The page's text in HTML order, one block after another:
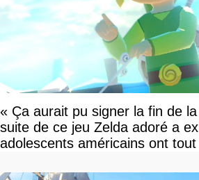
« Ça aurait pu signer la fin de
suite de ce jeu Zelda adoré a
adolescents américains ont